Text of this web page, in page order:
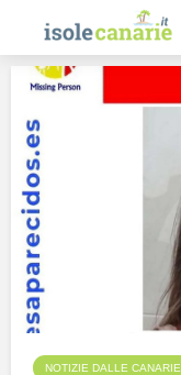
NOTIZIE DALLE CANARIE